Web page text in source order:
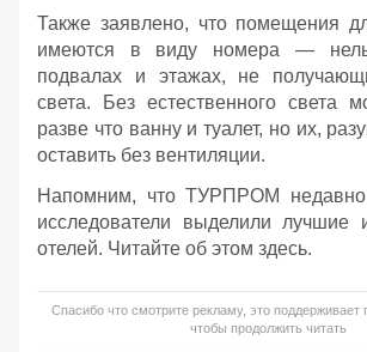
Также заявлено, что помещения
имеются в виду номера —
подвалах и этажах, не
света. Без естественного света
разве что ванну и туалет, но их,
оставить без вентиляции.
Напомним, что ТУРПРОМ
исследователи выделили лучшие
отелей. Читайте об этом здесь.
Спасибо что смотрите рекламу, это поддерживает
чтобы продолжить читать